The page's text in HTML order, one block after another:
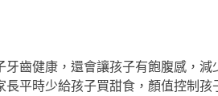
牙齒健康，還會讓孩子有飽腹感，
長平時少給孩子買甜食，顏值控制